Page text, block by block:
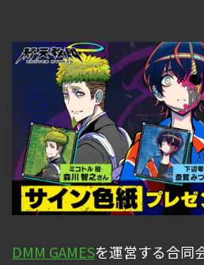
DMM GAMESを運営する合同